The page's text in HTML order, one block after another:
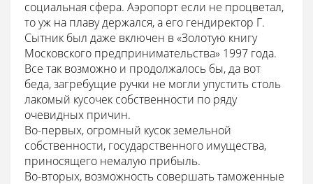
социальная сфера. Аэропорт если не процветал,
то уж на плаву держался, а его гендиректор Г.
Сытник был даже включен в «Золотую книгу
Московского предпринимательства» 1997 года.
Все так возможно и продолжалось бы, да вот
беда, загребущие ручки не могли упустить столь
лакомый кусочек собственности по ряду
очевидных причин.
Во-первых, огромный кусок земельной
собственности, государственного имущества,
приносящего немалую прибыль.
Во-вторых, возможность совершать таможенные